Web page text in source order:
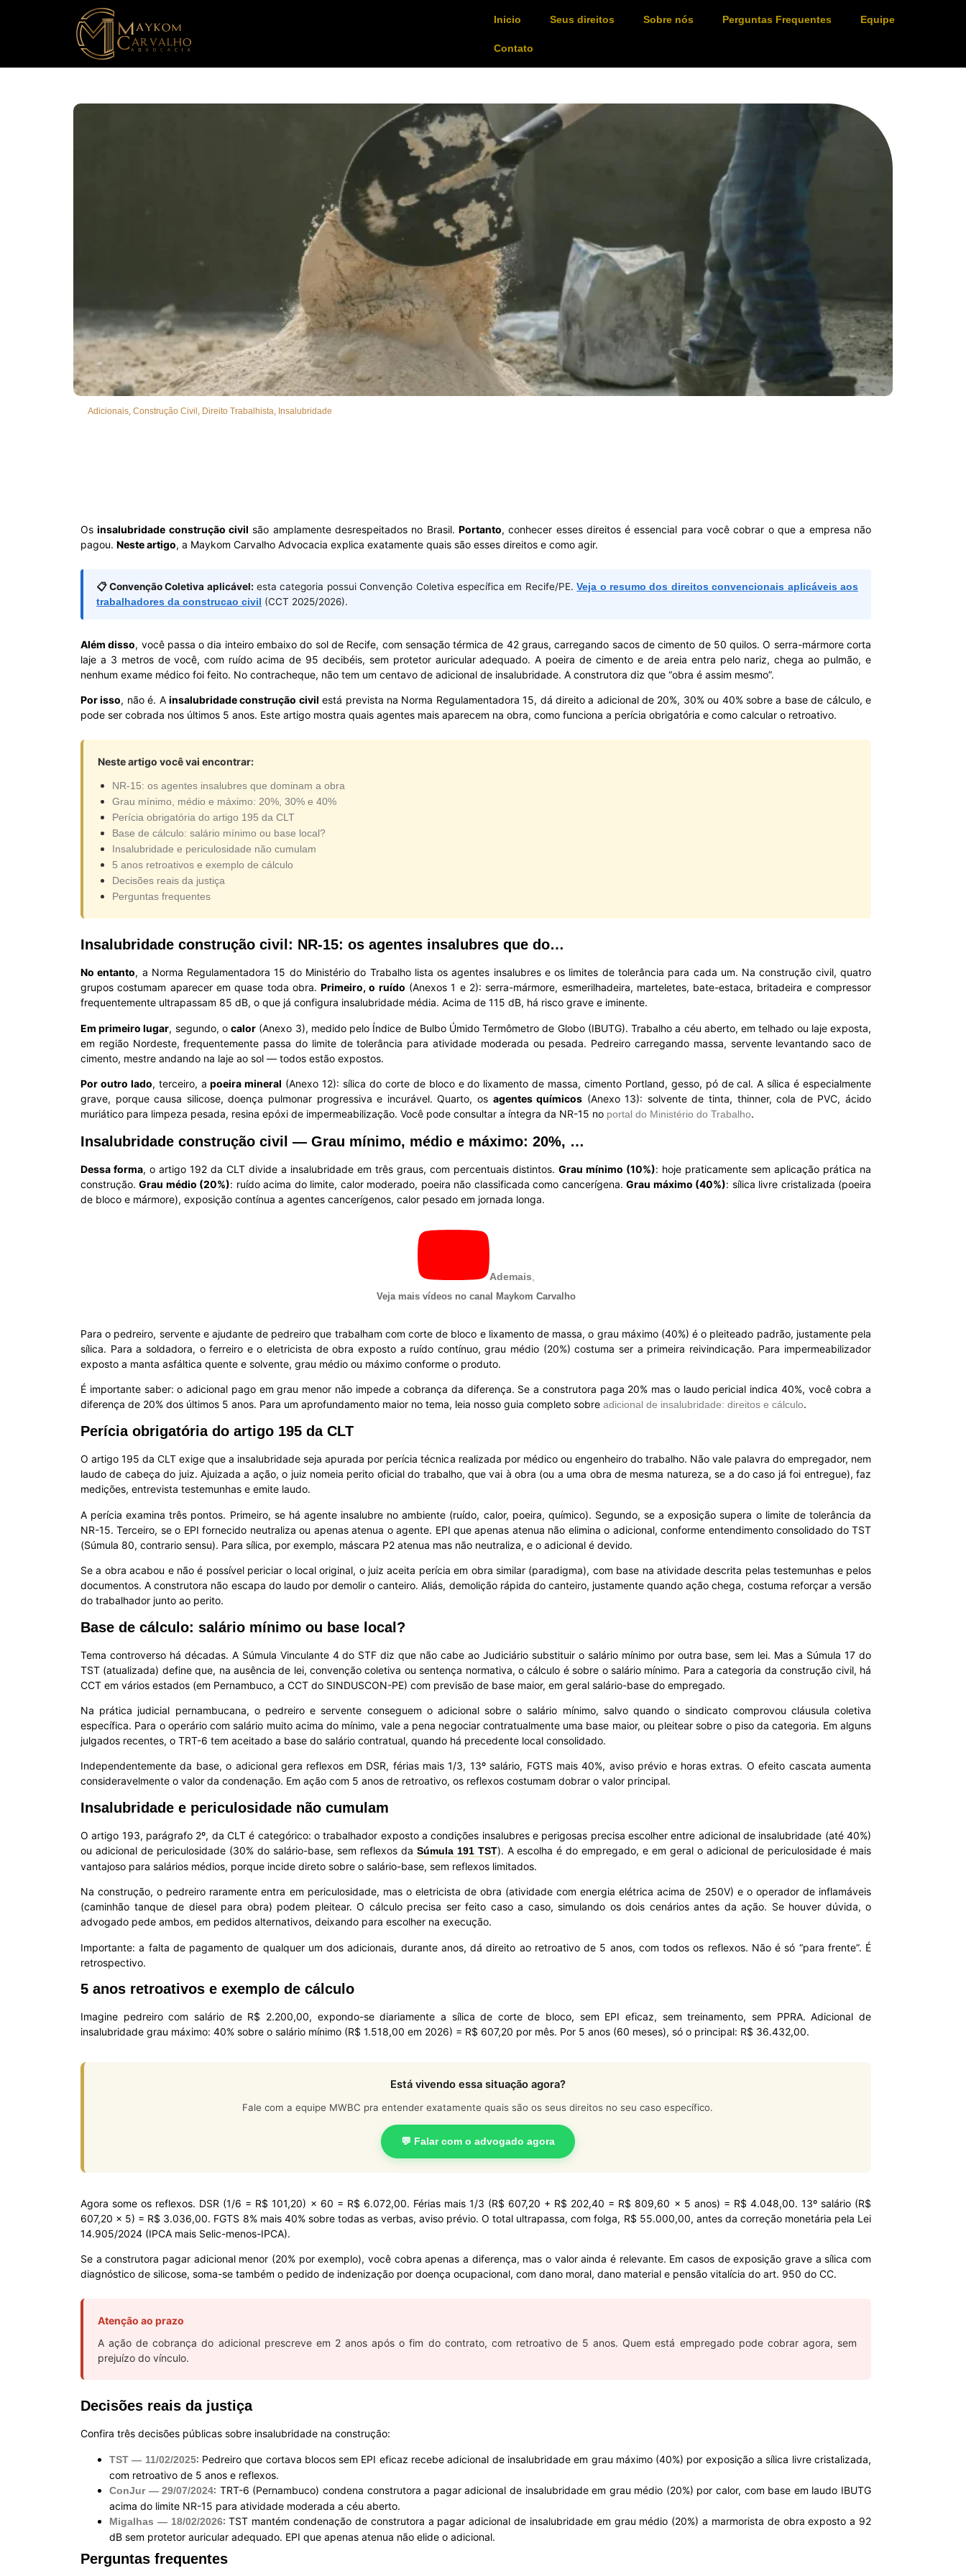
Inicio Seus direitos Sobre nós Perguntas Frequentes Equipe
Contato
Adicionais, Construção Civil , Direito Trabalhista, Insalubridade
Osinsalubridade construção civil são amplamente desrespeitados no Brasil. Portanto, conhecer esses direitos é essencial para você cobrar o que a empresa não
pagou. Neste artigo, a Maykom Carvalho Advocacia explica exatamente quais são esses direitos e como agir.
📋 Convenção Coletiva aplicável: esta categoria possui Convenção Coletiva específica em Recife/PE.Veja o resumo dos direitos convencionais aplicáveis aos
trabalhadores da construcao civil (CCT 2025/2026).
Além disso, você passa o dia inteiro embaixo do sol de Recife, com sensação térmica de 42 graus, carregando sacos de cimento de 50 quilos. O serra-mármore corta
laje a 3 metros de você, com ruído acima de 95 decibéis, sem protetor auricular adequado. A poeira de cimento e de areia entra pelo nariz, chega ao pulmão, e
nenhum exame médico foi feito. No contracheque, não tem um centavo de adicional de insalubridade. A construtora diz que “obra é assim mesmo”.
Por isso, não é. A insalubridade construção civil está prevista na Norma Regulamentadora 15, dá direito a adicional de 20%, 30% ou 40% sobre a base de cálculo, e
pode ser cobrada nos últimos 5 anos. Este artigo mostra quais agentes mais aparecem na obra, como funciona a perícia obrigatória e como calcular o retroativo.
Neste artigo você vai encontrar:
NR-15: os agentes insalubres que dominam a obra
Grau mínimo, médio e máximo: 20%, 30% e 40%
Perícia obrigatória do artigo 195 da CLT
Base de cálculo: salário mínimo ou base local?
Insalubridade e periculosidade não cumulam
5 anos retroativos e exemplo de cálculo
Decisões reais da justiça
Perguntas frequentes
Insalubridade construção civil: NR-15: os agentes insalubres que do…
No entanto, a Norma Regulamentadora 15 do Ministério do Trabalho lista os agentes insalubres e os limites de tolerância para cada um. Na construção civil, quatro
grupos costumam aparecer em quase toda obra.Primeiro, o ruído (Anexos 1 e 2): serra-mármore, esmerilhadeira, marteletes, bate-estaca, britadeira e compressor
frequentemente ultrapassam 85 dB, o que já configura insalubridade média. Acima de 115 dB, há risco grave e iminente.
Em primeiro lugar, segundo, ocalor (Anexo 3), medido pelo Índice de Bulbo Úmido Termômetro de Globo (IBUTG). Trabalho a céu aberto, em telhado ou laje exposta,
em região Nordeste, frequentemente passa do limite de tolerância para atividade moderada ou pesada. Pedreiro carregando massa, servente levantando saco de
cimento, mestre andando na laje ao sol — todos estão expostos.
Por outro lado, terceiro, apoeira mineral (Anexo 12): sílica do corte de bloco e do lixamento de massa, cimento Portland, gesso, pó de cal. A sílica é especialmente
grave, porque causa silicose, doença pulmonar progressiva e incurável. Quarto, os agentes químicos (Anexo 13): solvente de tinta, thinner, cola de PVC, ácido
muriático para limpeza pesada, resina epóxi de impermeabilização. Você pode consultar a íntegra da NR-15 no portal do Ministério do Trabalho.
Insalubridade construção civil — Grau mínimo, médio e máximo: 20%, …
Dessa forma, o artigo 192 da CLT divide a insalubridade em três graus, com percentuais distintos. Grau mínimo (10%): hoje praticamente sem aplicação prática na
construção.Grau médio (20%): ruído acima do limite, calor moderado, poeira não classificada como cancerígena.Grau máximo (40%): sílica livre cristalizada (poeira
de bloco e mármore), exposição contínua a agentes cancerígenos, calor pesado em jornada longa.
Ademais
Veja mais vídeos no canal Maykom Carvalho
Para o pedreiro, servente e ajudante de pedreiro que trabalham com corte de bloco e lixamento de massa, o grau máximo (40%) é o pleiteado padrão, justamente pela
sílica. Para a soldadora, o ferreiro e o eletricista de obra exposto a ruído contínuo, grau médio (20%) costuma ser a primeira reivindicação. Para impermeabilizador
exposto a manta asfáltica quente e solvente, grau médio ou máximo conforme o produto.
É importante saber: o adicional pago em grau menor não impede a cobrança da diferença. Se a construtora paga 20% mas o laudo pericial indica 40%, você cobra a
diferença de 20% dos últimos 5 anos. Para um aprofundamento maior no tema, leia nosso guia completo sobre adicional de insalubridade: direitos e cálculo.
Perícia obrigatória do artigo 195 da CLT
O artigo 195 da CLT exige que a insalubridade seja apurada por perícia técnica realizada por médico ou engenheiro do trabalho. Não vale palavra do empregador, nem
laudo de cabeça do juiz. Ajuizada a ação, o juiz nomeia perito oficial do trabalho, que vai à obra (ou a uma obra de mesma natureza, se a do caso já foi entregue), faz
medições, entrevista testemunhas e emite laudo.
A perícia examina três pontos. Primeiro, se há agente insalubre no ambiente (ruído, calor, poeira, químico). Segundo, se a exposição supera o limite de tolerância da
NR-15. Terceiro, se o EPI fornecido neutraliza ou apenas atenua o agente. EPI que apenas atenua não elimina o adicional, conforme entendimento consolidado do TST
(Súmula 80, contrario sensu). Para sílica, por exemplo, máscara P2 atenua mas não neutraliza, e o adicional é devido.
Se a obra acabou e não é possível periciar o local original, o juiz aceita perícia em obra similar (paradigma), com base na atividade descrita pelas testemunhas e pelos
documentos. A construtora não escapa do laudo por demolir o canteiro. Aliás, demolição rápida do canteiro, justamente quando ação chega, costuma reforçar a versão
do trabalhador junto ao perito.
Base de cálculo: salário mínimo ou base local?
Tema controverso há décadas. A Súmula Vinculante 4 do STF diz que não cabe ao Judiciário substituir o salário mínimo por outra base, sem lei. Mas a Súmula 17 do
TST (atualizada) define que, na ausência de lei, convenção coletiva ou sentença normativa, o cálculo é sobre o salário mínimo. Para a categoria da construção civil, há
CCT em vários estados (em Pernambuco, a CCT do SINDUSCON-PE) com previsão de base maior, em geral salário-base do empregado.
Na prática judicial pernambucana, o pedreiro e servente conseguem o adicional sobre o salário mínimo, salvo quando o sindicato comprovou cláusula coletiva
específica. Para o operário com salário muito acima do mínimo, vale a pena negociar contratualmente uma base maior, ou pleitear sobre o piso da categoria. Em alguns
julgados recentes, o TRT-6 tem aceitado a base do salário contratual, quando há precedente local consolidado.
Independentemente da base, o adicional gera reflexos em DSR, férias mais 1/3, 13º salário, FGTS mais 40%, aviso prévio e horas extras. O efeito cascata aumenta
consideravelmente o valor da condenação. Em ação com 5 anos de retroativo, os reflexos costumam dobrar o valor principal.
Insalubridade e periculosidade não cumulam
O artigo 193, parágrafo 2º, da CLT é categórico: o trabalhador exposto a condições insalubres e perigosas precisa escolher entre adicional de insalubridade (até 40%)
ou adicional de periculosidade (30% do salário-base, sem reflexos da Súmula 191 TST). A escolha é do empregado, e em geral o adicional de periculosidade é mais
vantajoso para salários médios, porque incide direto sobre o salário-base, sem reflexos limitados.
Na construção, o pedreiro raramente entra em periculosidade, mas o eletricista de obra (atividade com energia elétrica acima de 250V) e o operador de inflamáveis
(caminhão tanque de diesel para obra) podem pleitear. O cálculo precisa ser feito caso a caso, simulando os dois cenários antes da ação. Se houver dúvida, o
advogado pede ambos, em pedidos alternativos, deixando para escolher na execução.
Importante: a falta de pagamento de qualquer um dos adicionais, durante anos, dá direito ao retroativo de 5 anos, com todos os reflexos. Não é só “para frente”. É
retrospectivo.
5 anos retroativos e exemplo de cálculo
Imagine pedreiro com salário de R$ 2.200,00, expondo-se diariamente a sílica de corte de bloco, sem EPI eficaz, sem treinamento, sem PPRA. Adicional de
insalubridade grau máximo: 40% sobre o salário mínimo (R$ 1.518,00 em 2026) = R$ 607,20 por mês. Por 5 anos (60 meses), só o principal: R$ 36.432,00.
Está vivendo essa situação agora?
Fale com a equipe MWBC pra entender exatamente quais são os seus direitos no seu caso específico.
💬 Falar com o advogado agora
Agora some os reflexos. DSR (1/6 = R$ 101,20) × 60 = R$ 6.072,00. Férias mais 1/3 (R$ 607,20 + R$ 202,40 = R$ 809,60 × 5 anos) = R$ 4.048,00. 13º salário (R$
607,20 × 5) = R$ 3.036,00. FGTS 8% mais 40% sobre todas as verbas, aviso prévio. O total ultrapassa, com folga, R$ 55.000,00, antes da correção monetária pela Lei
14.905/2024 (IPCA mais Selic-menos-IPCA).
Se a construtora pagar adicional menor (20% por exemplo), você cobra apenas a diferença, mas o valor ainda é relevante. Em casos de exposição grave a sílica com
diagnóstico de silicose, soma-se também o pedido de indenização por doença ocupacional, com dano moral, dano material e pensão vitalícia do art. 950 do CC.
Atenção ao prazo
A ação de cobrança do adicional prescreve em 2 anos após o fim do contrato, com retroativo de 5 anos. Quem está empregado pode cobrar agora, sem
prejuízo do vínculo.
Decisões reais da justiça
Confira três decisões públicas sobre insalubridade na construção:
TST — 11/02/2025: Pedreiro que cortava blocos sem EPI eficaz recebe adicional de insalubridade em grau máximo (40%) por exposição a sílica livre cristalizada,
com retroativo de 5 anos e reflexos.
ConJur — 29/07/2024: TRT-6 (Pernambuco) condena construtora a pagar adicional de insalubridade em grau médio (20%) por calor, com base em laudo IBUTG
acima do limite NR-15 para atividade moderada a céu aberto.
Migalhas — 18/02/2026: TST mantém condenação de construtora a pagar adicional de insalubridade em grau médio (20%) a marmorista de obra exposto a 92
dB sem protetor auricular adequado. EPI que apenas atenua não elide o adicional.
Perguntas frequentes